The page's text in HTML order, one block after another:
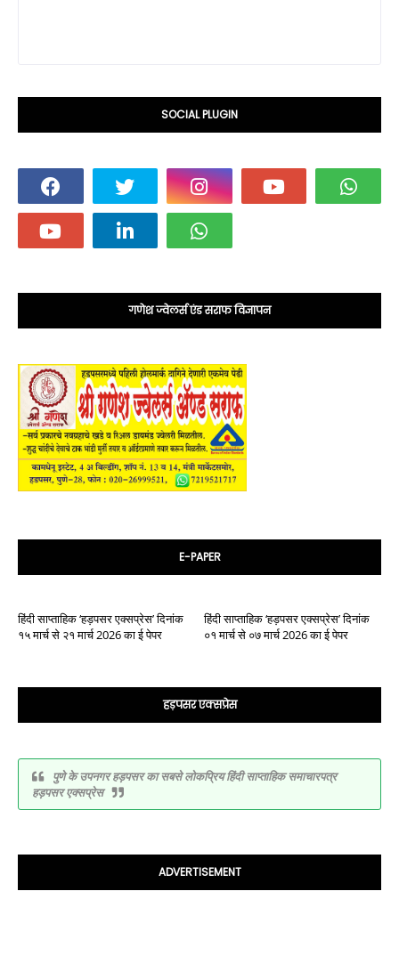
SOCIAL PLUGIN
गणेश ज्वेलर्स एंड सराफ विज्ञापन
E-PAPER
हिंदी साप्ताहिक ‘हड़पसर एक्सप्रेस’ दिनांक
१५ मार्च से २१ मार्च 2026 का ई पेपर
हिंदी साप्ताहिक ‘हड़पसर एक्सप्रेस’ दिनांक
०१ मार्च से ०७ मार्च 2026 का ई पेपर
हड़पसर एक्सप्रेस
पुणे के उपनगर हड़पसर का सबसे लोकप्रिय हिंदी साप्ताहिक समाचारपत्र
हड़पसर एक्सप्रेस
ADVERTISEMENT